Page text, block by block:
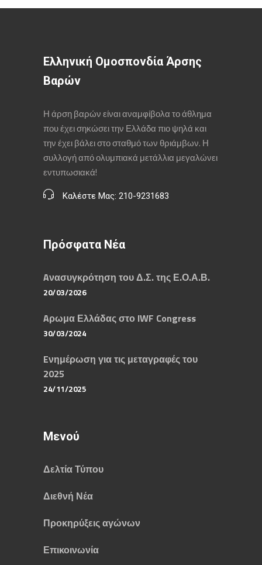
Ελληνική Ομοσπονδία Άρσης
Βαρών
Η άρση βαρών είναι αναμφίβολα το άθλημα
που έχει σηκώσει την Ελλάδα πιο ψηλά και
την έχει βάλει στο σταθμό των θριάμβων. Η
συλλογή από ολυμπιακά μετάλλια μεγαλώνει
εντυπωσιακά!
Καλέστε Μας: 210-9231683
Πρόσφατα Νέα
Aνασυγκρότηση του Δ.Σ. της Ε.Ο.Α.Β.
20/03/2026
Aρωμα Ελλάδας στο IWF Congress
30/03/2024
Eνημέρωση για τις μεταγραφές του
2025
24/11/2025
Μενού
Δελτία Τύπου
Διεθνή Νέα
Προκηρύξεις αγώνων
Επικοινωνία